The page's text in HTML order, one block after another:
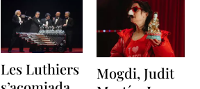
Les Luthiers
Mogdi, Judit